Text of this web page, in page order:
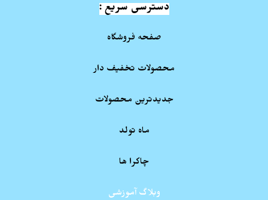
دسترسی سریع :
صفحه فروشگاه
محصولات تخفیف دار
جدیدترین محصولات
ماه تولد
چاکرا ها
وبلاگ آموزشی